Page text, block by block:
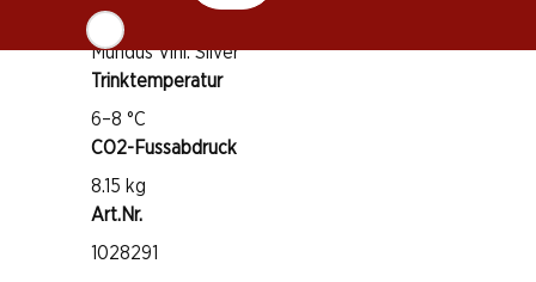
Auszeichnungen
Mundus Vini: Silver
Trinktemperatur
6–8 °C
CO2-Fussabdruck
8.15 kg
Art.Nr.
1028291